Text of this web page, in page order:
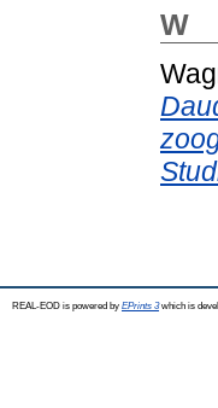
W
REAL-EOD is powered by EPrints 3which is